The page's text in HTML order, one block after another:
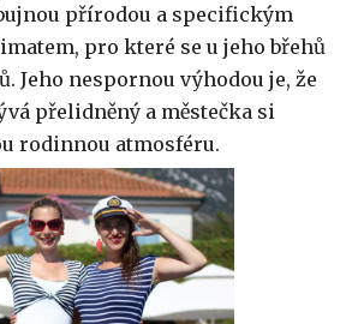
přírodou a specifickým
pro které se u jeho břehů
Jeho nespornou výhodou je, že
přelidněný a městečka si
rodinnou atmosféru.